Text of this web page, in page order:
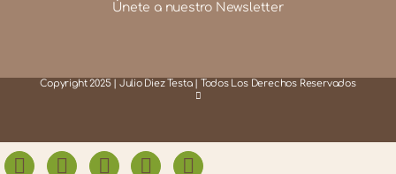
Únete a nuestro Newsletter
Copyright 2025 | Julio Diez Testa | Todos Los Derechos Reservados